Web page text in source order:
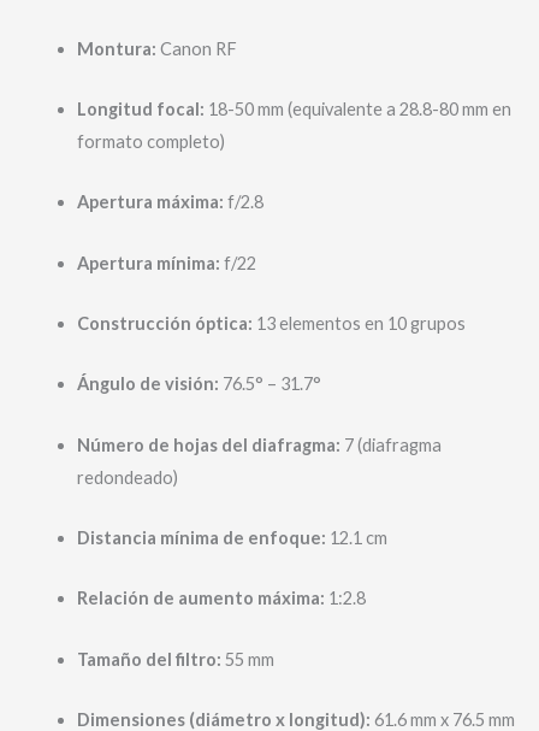
Montura: Canon RF
Longitud focal: 18-50 mm (equivalente a 28.8-80 mm en
formato completo)
Apertura máxima: f/2.8
Apertura mínima: f/22
Construcción óptica: 13 elementos en 10 grupos
Ángulo de visión: 76.5° – 31.7°
Número de hojas del diafragma: 7 (diafragma
redondeado)
Distancia mínima de enfoque: 12.1 cm
Relación de aumento máxima: 1:2.8
Tamaño del filtro: 55 mm
Dimensiones (diámetro x longitud): 61.6 mm x 76.5 mm